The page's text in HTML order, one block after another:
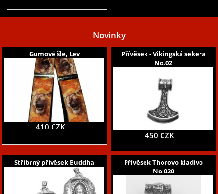
Novinky
Gumové šle, Lev
410 CZK
Přívěsek - Vikingská sekera
No.02
450 CZK
Stříbrný přívěsek Buddha
Přívěsek Thorovo kladivo
No.020